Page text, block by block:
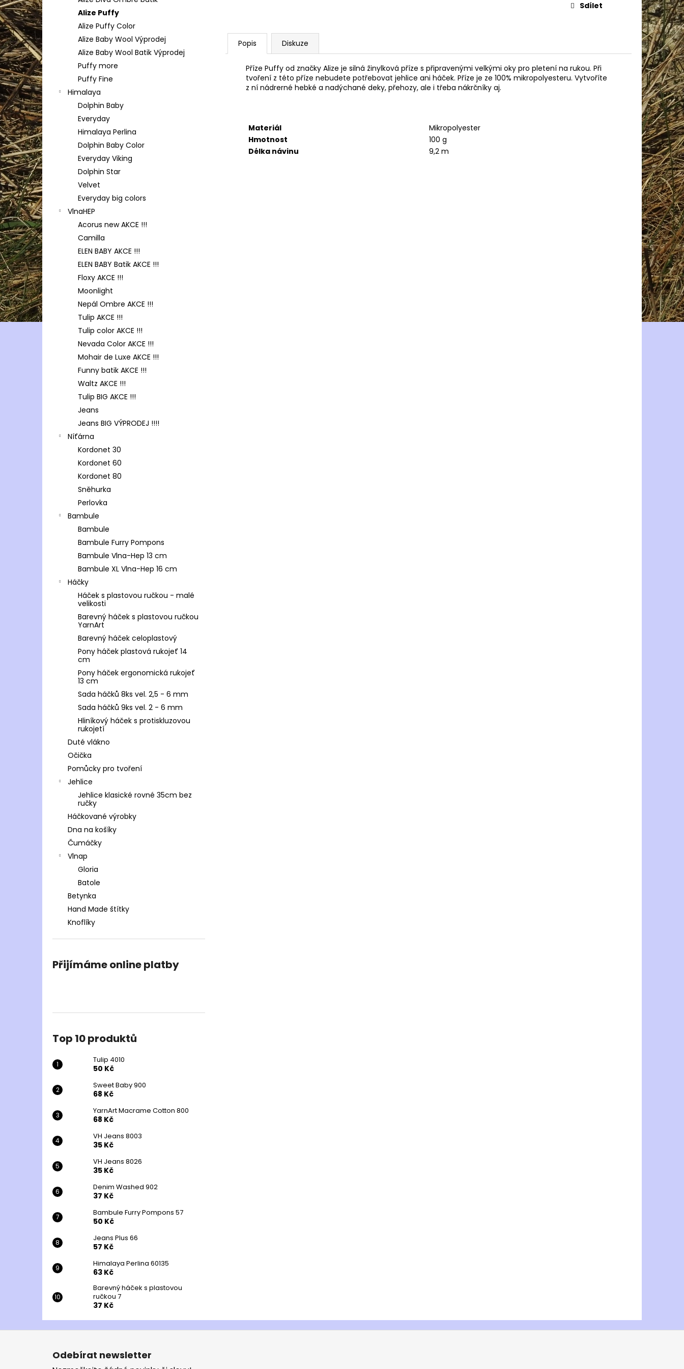
l
Alize Puffy
Alize Puffy Color
Alize Baby Wool Výprodej
Alize Baby Wool Batik Výprodej
Puffy more
Puffy Fine
Himalaya
Dolphin Baby
Everyday
Himalaya Perlina
Dolphin Baby Color
Everyday Viking
Dolphin Star
Velvet
Everyday big colors
VlnaHEP
Acorus new AKCE !!!
Camilla
ELEN BABY AKCE !!!
ELEN BABY Batik AKCE !!!
Floxy AKCE !!!
Moonlight
Nepál Ombre AKCE !!!
Tulip AKCE !!!
Tulip color AKCE !!!
Nevada Color AKCE !!!
Mohair de Luxe AKCE !!!
Funny batik AKCE !!!
Waltz AKCE !!!
Tulip BIG AKCE !!!
Jeans
Jeans BIG VÝPRODEJ !!!!
Níťárna
Kordonet 30
Kordonet 60
Kordonet 80
Sněhurka
Perlovka
Bambule
Bambule
Bambule Furry Pompons
Bambule Vlna-Hep 13 cm
Bambule XL Vlna-Hep 16 cm
Háčky
Háček s plastovou ručkou - malé
velikosti
Barevný háček s plastovou ručkou
YarnArt
Barevný háček celoplastový
Pony háček plastová rukojeť 14
cm
Pony háček ergonomická rukojeť
13 cm
Sada háčků 8ks vel. 2,5 - 6 mm
Sada háčků 9ks vel. 2 - 6 mm
Hliníkový háček s protiskluzovou
rukojetí
Duté vlákno
Očička
Pomůcky pro tvoření
Jehlice
Jehlice klasické rovné 35cm bez
ručky
Háčkované výrobky
Dna na košíky
Čumáčky
Vlnap
Gloria
Batole
Betynka
Hand Made štítky
Knoflíky
Přijímáme online platby
Top 10 produktů
Tulip 4010
50 Kč
Sweet Baby 900
68 Kč
YarnArt Macrame Cotton 800
68 Kč
VH Jeans 8003
35 Kč
VH Jeans 8026
35 Kč
Denim Washed 902
37 Kč
Bambule Furry Pompons 57
50 Kč
Jeans Plus 66
57 Kč
Himalaya Perlina 60135
63 Kč
Barevný háček s plastovou
ručkou 7
37 Kč
Sdílet
Popis Diskuze
Příze Puffy od značky Alize je silná žinylková příze s připravenými velkými oky pro pletení na rukou. Při
tvoření z této příze nebudete potřebovat jehlice ani háček. Příze je ze 100% mikropolyesteru. Vytvoříte
z ní nádrerné hebké a nadýchané deky, přehozy, ale i třeba nákrčníky aj.
Materiál
Mikropolyester
Hmotnost
100 g
Délka návinu
9,2 m
TULIP 4010
50 Kč
Z
Odebírat newsletter